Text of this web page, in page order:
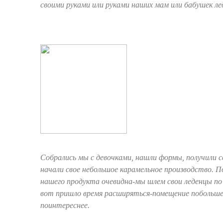
своими руками или руками наших мам или бабушек
Собрались мы с девочками, нашли формы, получили
начали свое небольшое карамельное производство.
нашего продукта очевидна-мы шлем свои леденцы по
вот пришло время расширяться-помещение
поинтереснее.